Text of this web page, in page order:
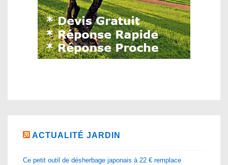
ACTUALITÉ JARDIN
Ce petit outil de désherbage japonais à 22 € remplace